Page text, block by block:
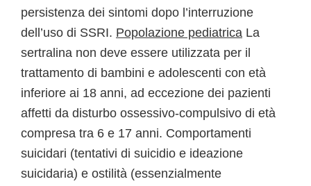
persistenza dei sintomi dopo l’interruzione
dell’uso di SSRI. Popolazione pediatrica La
sertralina non deve essere utilizzata per il
trattamento di bambini e adolescenti con età
inferiore ai 18 anni, ad eccezione dei pazienti
affetti da disturbo ossessivo-compulsivo di età
compresa tra 6 e 17 anni. Comportamenti
suicidari (tentativi di suicidio e ideazione
suicidaria) e ostilità (essenzialmente